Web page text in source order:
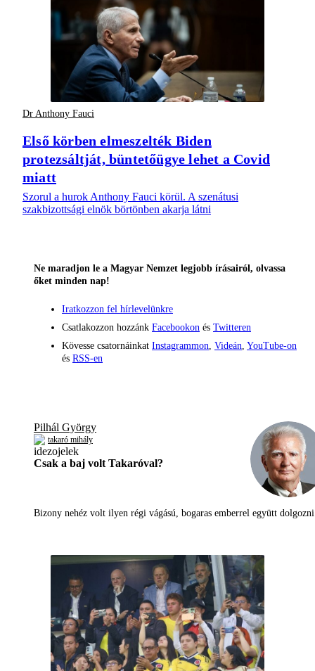
Dr Anthony Fauci
Első körben elmeszelték Biden
protezsáltját, büntetőügye lehet a Covid
miatt
Szorul a hurok Anthony Fauci körül. A szenátusi
szakbizottsági elnök börtönben akarja látni
Ne maradjon le a Magyar Nemzet legjobb írásairól, olvassa
őket minden nap!
Iratkozzon fel hírlevelünkre
Csatlakozzon hozzánk Facebookon és Twitteren
Kövesse csatornáinkat Instagrammon, Videán, YouTube-on
és RSS-en
Pilhál György
takaró mihály
Csak a baj volt Takaróval?
Bizony nehéz volt ilyen régi vágású, bogaras emberrel együtt